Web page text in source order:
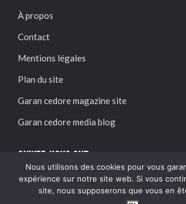
À propos
Contact
Mentions légales
Plan du site
Garan cedore magazine site
Garan cedore media blog
SUIVEZ-NOUS SUR :
Nous utilisons des cookies pour vous
expérience sur notre site web. Si vous
site, nous supposerons que vous en